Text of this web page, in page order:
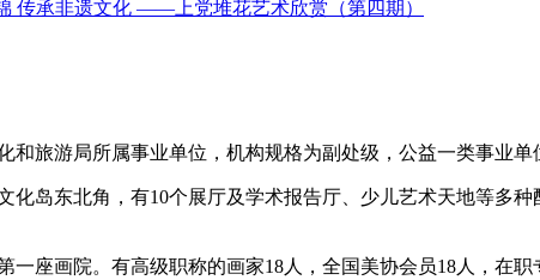
传承非遗文化 ——上党堆花艺术欣赏（第四期）
和旅游局所属事业单位，机构规格为副处级，公益一类事业单
化岛东北角，有10个展厅及学术报告厅、少儿艺术天地等多
一座画院。有高级职称的画家18人，全国美协会员18人，在